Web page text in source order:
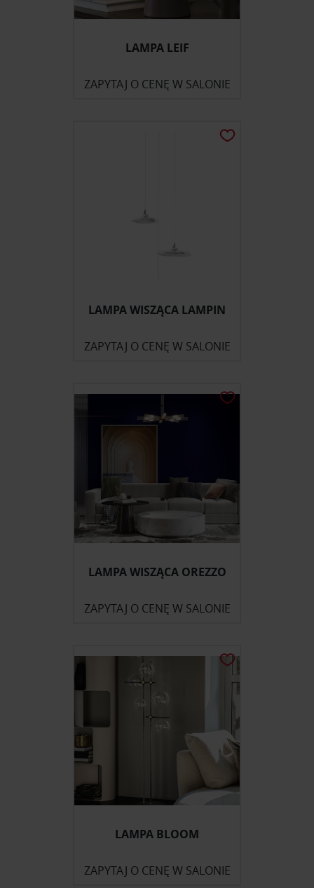
LAMPA LEIF
ZAPYTAJ O CENĘ W SALONIE
LAMPA WISZĄCA LAMPIN
ZAPYTAJ O CENĘ W SALONIE
LAMPA WISZĄCA OREZZO
ZAPYTAJ O CENĘ W SALONIE
LAMPA BLOOM
ZAPYTAJ O CENĘ W SALONIE